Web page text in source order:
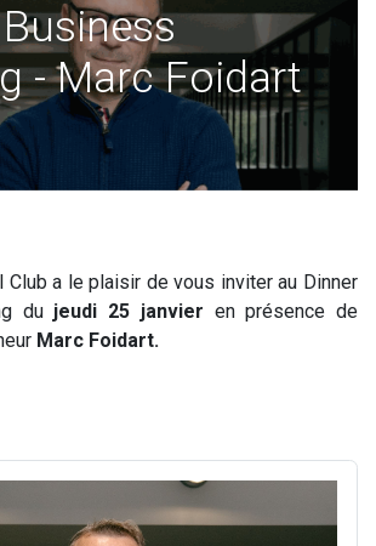
- Marc Foidart
Club a le plaisir de vous inviter au Dinner
dujeudi 25 janvier en présence de
Marc Foidart.